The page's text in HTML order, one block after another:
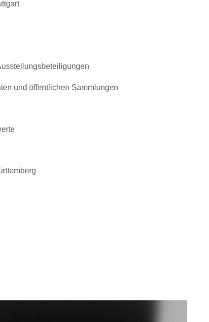
öffentlichen Sammlungen